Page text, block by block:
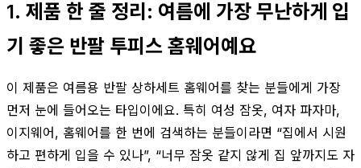
1. 제품 한 줄 정리: 여름에 가장 무난하게 입
기 좋은 반팔 투피스 홈웨어예요
이 제품은 여름용 반팔 상하세트 홈웨어를 찾는 분들에게 가장
먼저 눈에 들어오는 타입이에요. 특히 여성 잠옷, 여자 파자마,
이지웨어, 홈웨어를 한 번에 검색하는 분들이라면 “집에서 시원
하고 편하게 입을 수 있나”, “너무 잠옷 같지 않게 집 앞까지도 자